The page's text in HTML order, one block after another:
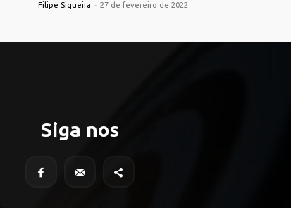
Filipe Siqueira - 27 de fevereiro de 2022
Siga nos